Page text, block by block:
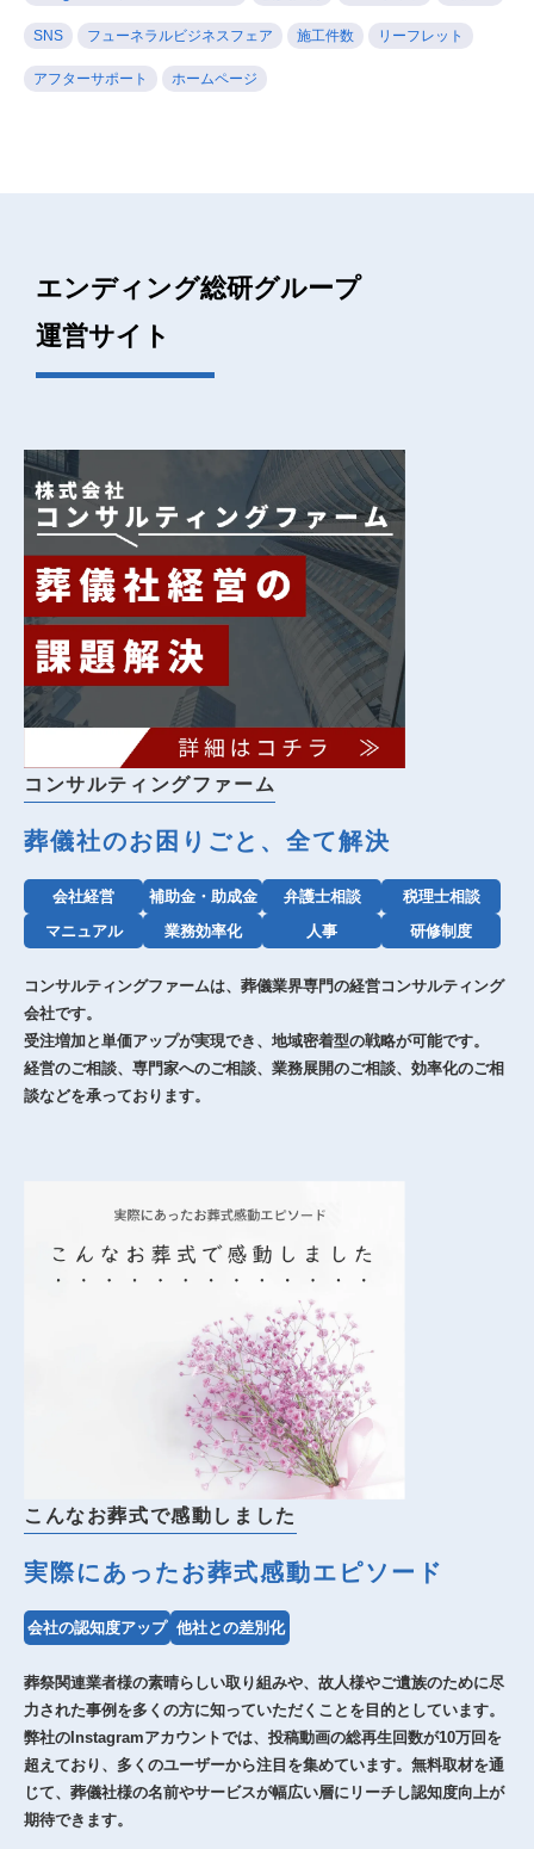
SNS フューネラルビジネスフェア 施工件数 リーフレット
アフターサポート ホームページ
エンディング総研グループ
運営サイト
コンサルティングファーム
葬儀社のお困りごと、全て解決
会社経営 補助金・助成金 弁護士相談
税理士相談
マニュアル
業務効率化 人事 研修制度
コンサルティングファームは、葬儀業界専門の経営コンサルティング
会社です。
受注増加と単価アップが実現でき、地域密着型の戦略が可能です。
経営のご相談、専門家へのご相談、業務展開のご相談、効率化のご相
談などを承っております。
こんなお葬式で感動しました
実際にあったお葬式感動エピソード
会社の認知度アップ 他社との差別化
葬祭関連業者様の素晴らしい取り組みや、故人様やご遺族のために尽
力された事例を多くの方に知っていただくことを目的としています。
弊社のInstagramアカウントでは、投稿動画の総再生回数が10万回を
超えており、多くのユーザーから注目を集めています。無料取材を通
じて、葬儀社様の名前やサービスが幅広い層にリーチし認知度向上が
期待できます。